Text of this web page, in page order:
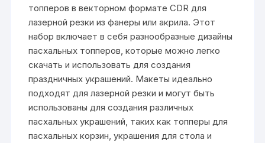
топперов в векторном формате CDR для
лазерной резки из фанеры или акрила. Этот
набор включает в себя разнообразные дизайны
пасхальных топперов, которые можно легко
скачать и использовать для создания
праздничных украшений. Макеты идеально
подходят для лазерной резки и могут быть
использованы для создания различных
пасхальных украшений, таких как топперы для
пасхальных корзин, украшения для стола и